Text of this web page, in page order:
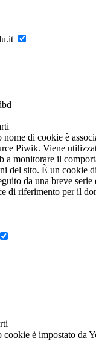
nome di cookie è
Piwik. Viene
a monitorare il
del sito. È un cookie
da una breve
di riferimento per il
cookie è impostato da